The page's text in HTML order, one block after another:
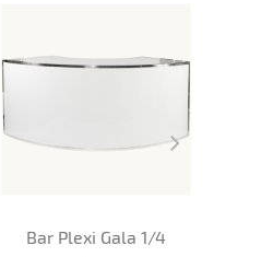
Bar Plexi Gala 1/4